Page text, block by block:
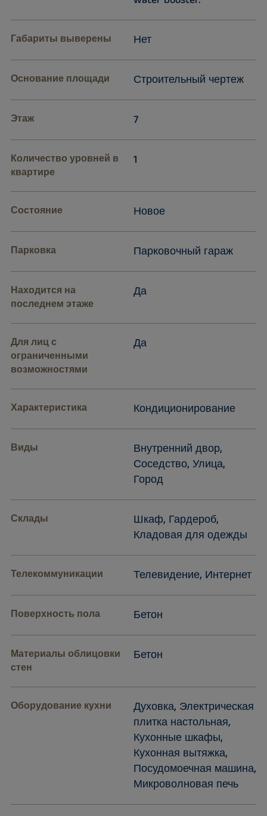
Габариты выверены Нет
Основание площади Строительный чертеж
Этаж 7
Количество уровней в
квартире
1
Состояние Новое
Парковка Парковочный гараж
Находится на
последнем этаже
Да
Для лиц с
ограниченными
возможностями
Да
Характеристика Кондиционирование
Виды
Внутренний двор,
Соседство, Улица,
Город
Склады
Шкаф, Гардероб,
Кладовая для одежды
Телекоммуникации Телевидение, Интернет
Поверхность пола Бетон
Материалы облицовки
стен
Бетон
Оборудование кухни
Духовка, Электрическая
плитка настольная,
Кухонные шкафы,
Кухонная вытяжка,
Посудомоечная машина,
Микроволновая печь